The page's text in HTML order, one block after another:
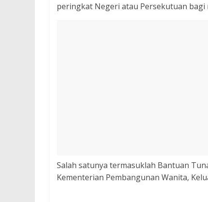
peringkat Negeri atau Persekutuan
Salah satunya termasuklah Bantuan
Kementerian Pembangunan Wanita,